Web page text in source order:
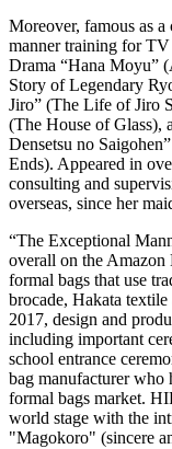
Moreover, famous as
manner training for
Drama “Hana Moyu”
Story of Legendary
Jiro” (The Life of Jiro
(The House of Glass),
Densetsu no
Ends). Appeared in
consulting and
overseas, since her
“The Exceptional
overall on the
formal bags that use
brocade, Hakata
2017, design and
including important
school entrance
bag manufacturer who
formal bags market.
world stage with the
"Magokoro" (sincere